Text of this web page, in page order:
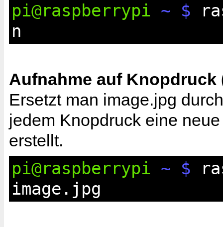
pi@raspberrypi ~ $
n
Aufnahme auf Knopdruck
Ersetzt man image.jpg
jedem Knopdruck eine
erstellt.
pi@raspberrypi ~ $
image.jpg